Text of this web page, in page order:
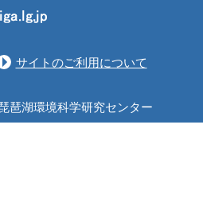
サイトのご利用について
琶湖環境科学研究センター